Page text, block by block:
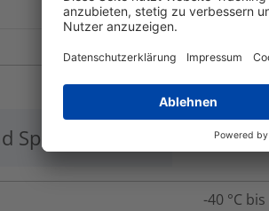
STAND
Spezifikationen Logistik
-40 °C bis